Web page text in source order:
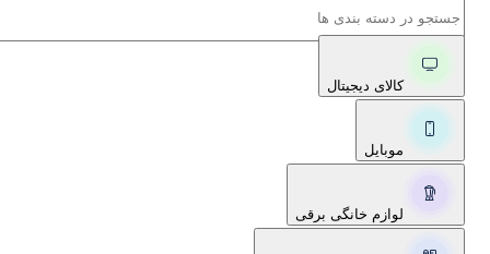
کالای دیجیتال
موبایل
لوازم خانگی برقی